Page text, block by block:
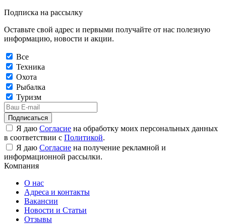
Подписка на рассылку
Оставьте свой адрес и первыми получайте от нас полезную
информацию, новости и акции.
Все
Техника
Охота
Рыбалка
Туризм
Подписаться
Я даю Согласие на обработку моих персональных данных
в соответствии с Политикой.
Я даю Согласие на получение рекламной и
информационной рассылки.
Компания
О нас
Адреса и контакты
Вакансии
Новости и Статьи
Отзывы